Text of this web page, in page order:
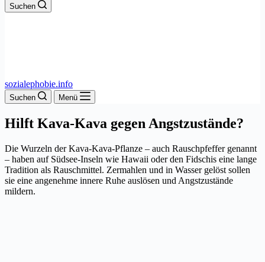
Suchen
sozialephobie.info
Suchen Menü
Hilft Kava-Kava gegen Angstzustände?
Die Wurzeln der Kava-Kava-Pflanze – auch Rauschpfeffer genannt
– haben auf Südsee-Inseln wie Hawaii oder den Fidschis eine lange
Tradition als Rauschmittel. Zermahlen und in Wasser gelöst sollen
sie eine angenehme innere Ruhe auslösen und Angstzustände
mildern.